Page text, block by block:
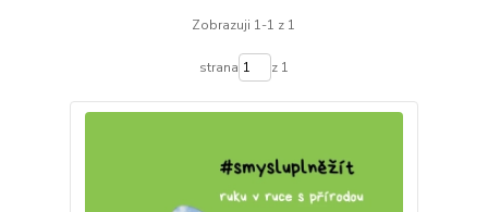
Zobrazuji 1-1 z 1
strana z 1